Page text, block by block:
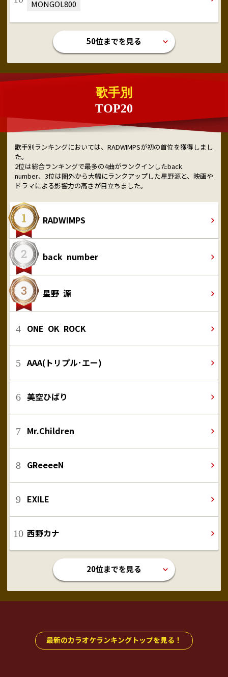
MONGOL800
50位までを見る
歌手別
TOP20
歌手別ランキングにおいては、RADWIMPSが初の首位を獲得しまし
た。
2位は総合ランキングで最多の4曲がランクインしたback
number、3位は圏外から大幅にランクアップした星野源と、映画や
ドラマによる影響力の高さが目立ちました。
RADWIMPS
back number
星野 源
ONE OK ROCK
AAA(トリプル･エー)
美空ひばり
Mr.Children
GReeeeN
EXILE
西野カナ
20位までを見る
最新のカラオケランキングトップを見る！